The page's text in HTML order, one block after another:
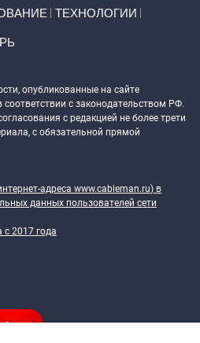
ТЕХНОЛОГИИ
опубликованные на сайте
соответствии с законодательством РФ.
с редакцией не более трети
с обязательной прямой
адреса www.cableman.ru) в
данных пользователей сети
c 2017 года